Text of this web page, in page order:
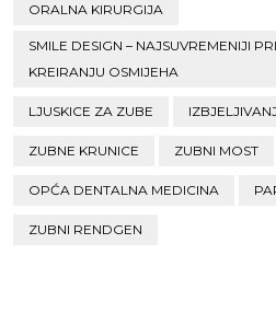
ORALNA KIRURGIJA
SMILE DESIGN – NAJSUVREMENIJI
KREIRANJU OSMIJEHA
LJUSKICE ZA ZUBE
ZUBNE KRUNICE ZUBNI MOST
OPĆA DENTALNA MEDICINA
ZUBNI RENDGEN